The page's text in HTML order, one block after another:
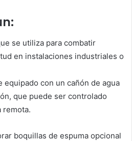
se utiliza para combatir
en instalaciones industriales o
equipado con un cañón de agua
que puede ser controlado
remota.
boquillas de espuma opcional